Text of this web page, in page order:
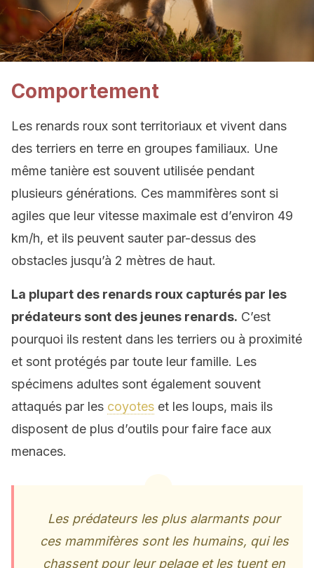
Comportement
Les renards roux sont territoriaux et vivent dans
des terriers en terre en groupes familiaux. Une
même tanière est souvent utilisée pendant
plusieurs générations. Ces mammifères sont si
agiles que leur vitesse maximale est d’environ 49
km/h, et ils peuvent sauter par-dessus des
obstacles jusqu’à 2 mètres de haut.
La plupart des renards roux capturés par les
prédateurs sont des jeunes renards. C’est
pourquoi ils restent dans les terriers ou à proximité
et sont protégés par toute leur famille. Les
spécimens adultes sont également souvent
attaqués par les coyotes et les loups, mais ils
disposent de plus d’outils pour faire face aux
menaces.
Les prédateurs les plus alarmants pour
ces mammifères sont les humains, qui les
chassent pour leur pelage et les tuent en